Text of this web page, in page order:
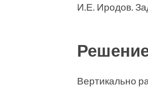
И.Е. Иродов.
Вертикально